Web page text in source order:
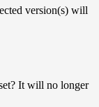
version(s) will
It will no longer